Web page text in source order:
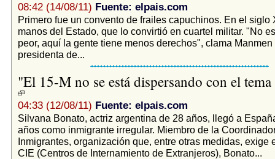
08:42 (14/08/11) Fuente: elpais.com
Primero fue un convento de frailes capuchinos. En el siglo
manos del Estado, que lo convirtió en cuartel militar. "No
peor, aquí la gente tiene menos derechos", clama
presidenta de...
"El 15-M no se está dispersando con el
04:33 (12/08/11) Fuente: elpais.com
Silvana Bonato, actriz argentina de 28 años, llegó a
años como inmigrante irregular. Miembro de la
Inmigrantes, organización que, entre otras medidas, exige
CIE (Centros de Internamiento de Extranjeros), Bonato...